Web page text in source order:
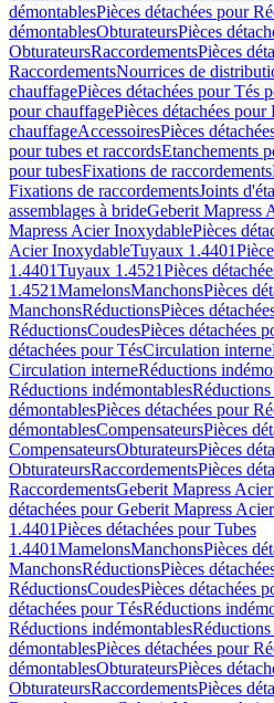
démontablesPièces détachées pour
démontablesObturateursPièces
ObturateursRaccordementsPièces
RaccordementsNourrices de
chauffagePièces détachées pour Tés
pour chauffagePièces détachées
chauffageAccessoiresPièces
pour tubes et raccordsEtanchements
pour tubesFixations de raccordements
Fixations de raccordementsJoints
assemblages à brideGeberit Mapress
Mapress Acier InoxydablePièces
Acier InoxydableTuyaux 1.4401
1.4401Tuyaux 1.4521Pièces
1.4521MamelonsManchonsPièces
ManchonsRéductionsPièces
RéductionsCoudesPièces détachées
détachées pour TésCirculation interne
Circulation interneRéductions
Réductions indémontablesRéductions
démontablesPièces détachées pour
démontablesCompensateursPièces
CompensateursObturateursPièces
ObturateursRaccordementsPièces
RaccordementsGeberit Mapress
détachées pour Geberit Mapress
1.4401Pièces détachées pour Tubes
1.4401MamelonsManchonsPièces
ManchonsRéductionsPièces
RéductionsCoudesPièces détachées
détachées pour TésRéductions
Réductions indémontablesRéductions
démontablesPièces détachées pour
démontablesObturateursPièces
ObturateursRaccordementsPièces